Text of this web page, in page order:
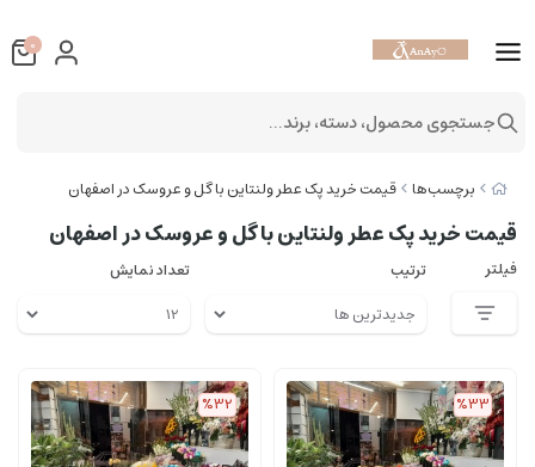
برچسب‌ها قیمت خرید پک عطر ولنتاین با گل و عروسک در اصفهان
قیمت خرید پک عطر ولنتاین با گل و عروسک در اصفهان
فیلتر ترتیب تعداد نمایش
%33
%32
0
جستجوی محصول، دسته، برند...